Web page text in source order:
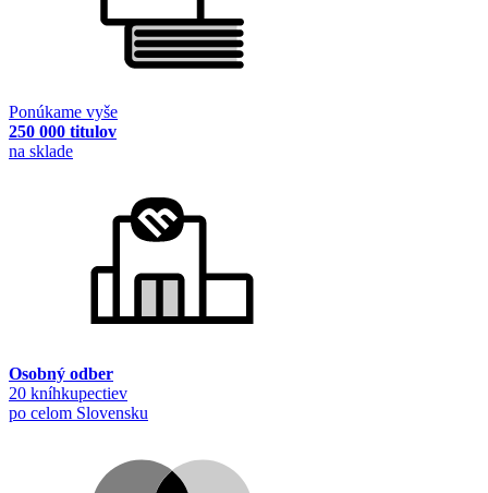
Ponúkame vyše
250 000 titulov
na sklade
Osobný odber
20 kníhkupectiev
po celom Slovensku